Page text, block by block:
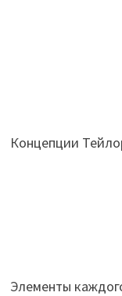
Концепции
Элементы